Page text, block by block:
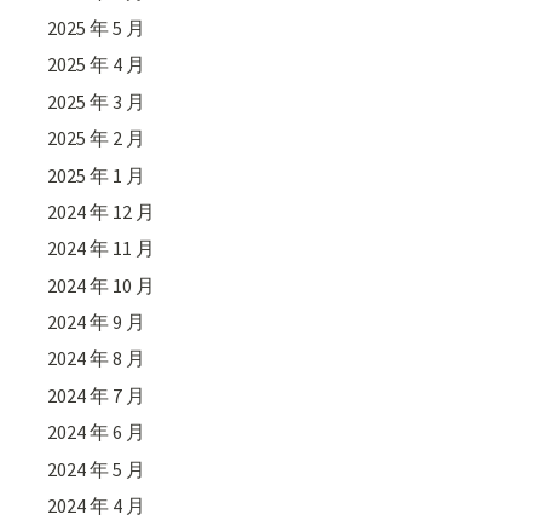
2025 年 5 月
2025 年 4 月
2025 年 3 月
2025 年 2 月
2025 年 1 月
2024 年 12 月
2024 年 11 月
2024 年 10 月
2024 年 9 月
2024 年 8 月
2024 年 7 月
2024 年 6 月
2024 年 5 月
2024 年 4 月